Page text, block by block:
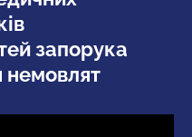
запорука